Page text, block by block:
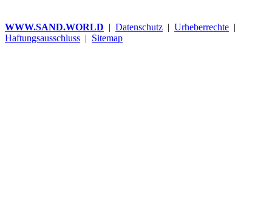
WWW.SAND.WORLD | Datenschutz | Urheberrechte |
Haftungsausschluss | Sitemap